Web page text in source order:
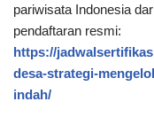
pariwisata Indonesia
pendaftaran resmi:
https://
desa-strategi-
indah/